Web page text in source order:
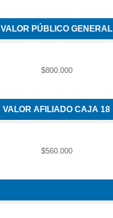
VALOR PÚBLICO GENERAL
$800.000
VALOR AFILIADO CAJA 18
$560.000